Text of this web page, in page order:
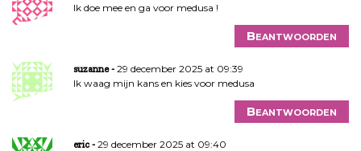
Ik doe mee en ga voor medusa !
Beantwoorden
suzanne
29 december 2025 at 09:39
Ik waag mijn kans en kies voor medusa
Beantwoorden
eric
29 december 2025 at 09:40